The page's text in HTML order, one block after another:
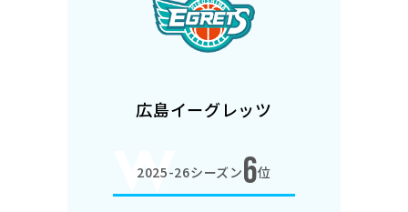
広島イーグレッツ
2025-26シーズン6位